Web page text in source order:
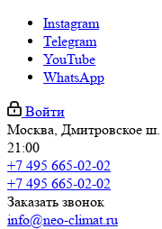
Instagram
Telegram
YouTube
WhatsApp
Войти
Москва, Дмитровское
21:00
+7 495 665-02-02
+7 495 665-02-02
Заказать звонок
info@neo-climat.ru